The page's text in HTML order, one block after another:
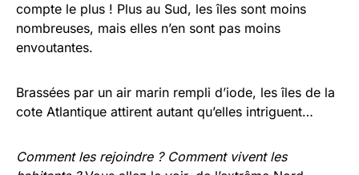
compte le plus ! Plus au Sud, les îles sont moins
nombreuses, mais elles n’en sont pas moins
envoutantes.
Brassées par un air marin rempli d’iode, les îles de la
cote Atlantique attirent autant qu’elles intriguent…
Comment les rejoindre ? Comment vivent les